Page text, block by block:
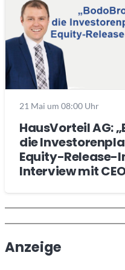
21 Mai um 08:00 Uhr
HausVorteil AG:
die
Equity-Release-
Interview mit
Anzeige